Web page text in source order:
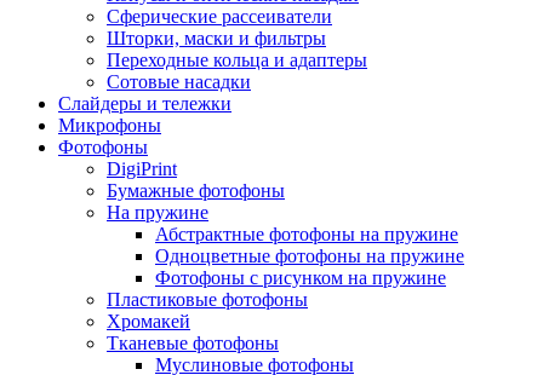
Сферические рассеиватели
Шторки, маски и фильтры
Переходные кольца и адаптеры
Сотовые насадки
Слайдеры и тележки
Микрофоны
Фотофоны
DigiPrint
Бумажные фотофоны
На пружине
Абстрактные фотофоны на пружине
Одноцветные фотофоны на пружине
Фотофоны с рисунком на пружине
Пластиковые фотофоны
Хромакей
Тканевые фотофоны
Муслиновые фотофоны